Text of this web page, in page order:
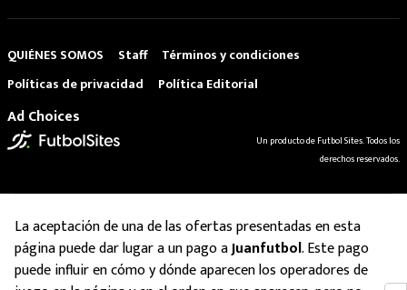
QUIÉNES SOMOS Staff
Términos y condiciones
Políticas de privacidad
Política Editorial
Ad Choices
Un producto de Futbol Sites. Todos los
derechos reservados.
La aceptación de una de las ofertas presentadas en esta
página puede dar lugar a un pago aJuanfutbol. Este pago
puede influir en cómo y dónde aparecen los operadores de